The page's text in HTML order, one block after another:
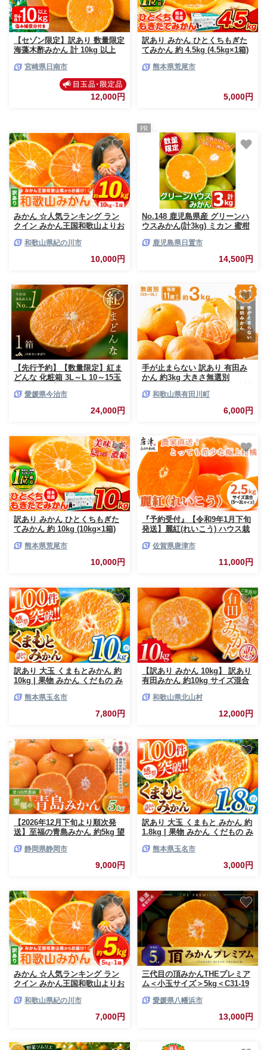
【セゾン限定】訳あり 数量限定
海藻木酢みかん 計 10kg 以上
くだもの 柑橘 みかん 国産 期間
限定 みかんジュース 食品 家庭
用 自宅用 B品 わけあり オレン
ジ デザート おやつ おすすめ お
宮崎県日南市
12,000円
訳あり みかん ひとくちもぎた
てみかん 約 4.5kg (4.5kg×1箱)
本県産 （荒尾市産含む） 期間
熊本県荒尾市
5,000円
みかん ☆人気ランキング ラン
クイン みかん王国和歌山よりお
選別 選べる内容量 約10kg たっ
ぷり ご家庭用 2L～2S 産地直送
みかん 旬 蜜柑 ミカン 柑橘 果
和歌山県紀の川市
10,000円
PR
No.148 鹿児島県産 グリーンハ
ウスみかん(計3kg) ミカン 蜜柑
鹿児島 ギフト 贈答【黒川農
鹿児島県日置市
14,500円
【先行予約】【数量限定】紅ま
どんな 化粧箱 3L～L 10～15玉
順次発送予定 まどんな 愛媛 紅
まどんな マドンナ まどんな み
かん 愛媛県 果物 フルーツ みか
紅マドンナ
愛媛県今治市
24,000円
手が止まらない 訳あり 有田み
かん 約3kg 大きさ無選別
農園 ［2026年11月以降発送
予定］｜訳あり 家庭用 わけあ
り みかん 果物 みかん フルーツ
かん 和歌山県産 みかん 有田 み
かん【みかん ミカン mikan 有
田みかん ミカン みかん ミカン
みかん ミカン みかん 蜜柑 みか
ん ミカン】
和歌山県有田川町
6,000円
訳あり みかん ひとくちもぎた
てみかん 約 10kg (10kg×1箱)
本県産 （荒尾市産含む） 期間
限定 フルーツ 果物 旬 冬 柑橘
小玉 みかん《9月下旬-12月下旬
熊本県荒尾市
10,000円
『予約受付』【令和9年1月下旬
発送】麗紅(れいこう) ハウス栽
かん 蜜柑 柑橘 果物 フルーツ
佐賀県唐津市
11,000円
訳あり 大玉 くまもとみかん 約
10kg | 果物 みかん くだもの み
ん 柑橘類 みかん ミカン 家庭用
みかん 熊本県 みかん 玉名市 み
熊本県玉名市
7,800円
【訳あり みかん 10kg】 訳あり
有田みかん 約10kg サイズ混合
みかん ミカン オレンジ 温州ミ
カン みかん 名産地 甘い みかん
ご家庭用 訳ありみかん 蜜柑 有
※2026年11月～2027年1月に順
次発送予定（お届け日指定不
可）※北海道・沖縄・離島への
配送不可【nuk138H】
和歌山県北山村
12,000円
【2026年12月下旬より順次発
送】至福の青島みかん 約5kg 望
評会優秀賞 フルーツ 柑橘 オレ
静岡県静岡市
9,000円
訳あり 大玉 くまもと みかん 約
1.8kg | 果物 みかん くだもの み
ん 柑橘類 みかん ミカン 家庭用
みかん 熊本県 みかん 玉名市 み
熊本県玉名市
3,000円
みかん ☆人気ランキング ラン
クイン みかん王国和歌山よりお
選別 選べる内容量 約5kg たっ
ぷり ご家庭用 2L～2S 産地直送
みかん 旬 蜜柑 ミカン 柑橘 果
和歌山県紀の川市
7,000円
三代目の頂みかんTHEプレミア
ム＜小玉サイズ＞5kg＜C31-19
愛媛県八幡浜市
13,000円